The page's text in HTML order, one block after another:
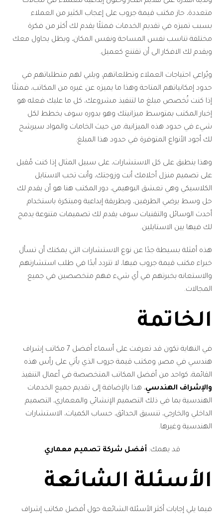
متعددة، حاز مكتب قيمة جروب على إعجاب الكثير من العملاء
بسبب تميزه في تقديم الخدمات فمثلًا يقدم لك أكثر من فكرة
مختلفة تناسب نفس المساحة ونفس المكان، ويظل يحاول معك
ويقدم لك الافكار الى أن تقتنع كعميل.
ويُراعي احتياجات العملاء وتطلعاتهم، ويلبي لهم متطلباتهم في
حدود إمكانياتهم المتاحة وهذا ما يميزه عن غيره من المكاتب، فمثلًا
إذا كنت تُخصص مبلغ ما لتنفيذ مشروعك، كل ما عليك فعله هو
إخبار المكتب بمتوسط ميزانيتك وهو بدوره سوف يخطط لكل
شيء في حدود هذه الميزانية، من حيث الخامات والمواد سيرشح
لك أجود الأنواع المتوفرة في حدود هذا المبلغ.
وهذا ينطبق على كل الاستشارات، على سبيل المثال إذا كنت مُقبل
على تصميم منزل أحلامك أنت وزوجتك، وأنت تحب الاستايل
الكلاسيكي وهي تعشق البوهيمي، دور المكتب هنا هو أن يقدم لك
حل وسط يرضي الطرفين، وبطريقة إبداعية ومبتكرة باستخدام
أحدث الوسائل والتقنيات سوف يقدم لك تصميمات متنوعة يدمج
لك فيها بين الاستايلين.
هذه أمثلة بسيطة جدًا عن نوع الاستشارات التي يمكنك أن تسأل
خبراء مكتب قيمة جروب فيها، لا تتردد أبدًا في طلب استشارتهم
والاستعانه بخبرتهم في أي شيء فهم متخصصين في جميع
المجالات.
الخاتمة
في النهاية تكون قد تعرفت على أسماء أفضل 7 مكاتب إشراف
هندسي في مصر، ومكتب قيمة جروب الذي يأتي على رأس هذه
القائمة، كواحد من أفضل المكاتب المتخصصة في أعمال التنفيذ
والإشراف الهندسي، هذا بالإضافة إلى تقديم جميع الخدمات
الهندسية بما في ذلك التصميم الإنشائي والمعماري، التصميم
الداخلي والخارجي، تنسيق الحدائق، حساب الكميات، الاستشارات
الهندسية وغيرها.
قد يهمك: أفضل شركة تصميم معماري.
الأسئلة الشائعة
فيما يلي إجابات أكثر الأسئلة الشائعة حول أفضل مكاتب إشراف